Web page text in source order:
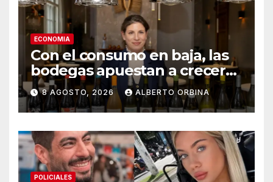
ECONOMIA
Con el consumo en baja, las
bodegas apuestan a crecer
transformando el vino
argentino en una experiencia
gourmet
8 AGOSTO, 2026 ALBERTO ORBINA
POLICIALES